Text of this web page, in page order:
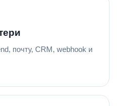
почту, CRM, webhook и